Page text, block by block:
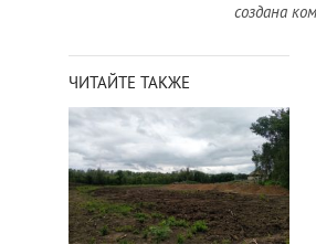
создана
ЧИТАЙТЕ ТАКЖЕ